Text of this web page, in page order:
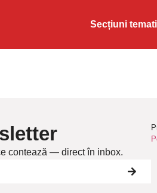
Secțiuni
contează — direct în inbox.